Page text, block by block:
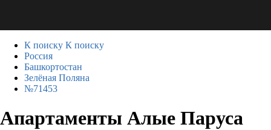
К поиску К поиску
Россия
Башкортостан
Зелёная Поляна
№71453
Апартаменты Алые Паруса